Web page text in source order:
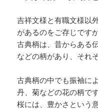
吉祥文様と有職文様以
があるのをご存じですか
古典柄は、昔からある
などの柄があり、それ
古典柄の中でも振袖に
丹、菊などの花の柄です
桜には、豊かさという